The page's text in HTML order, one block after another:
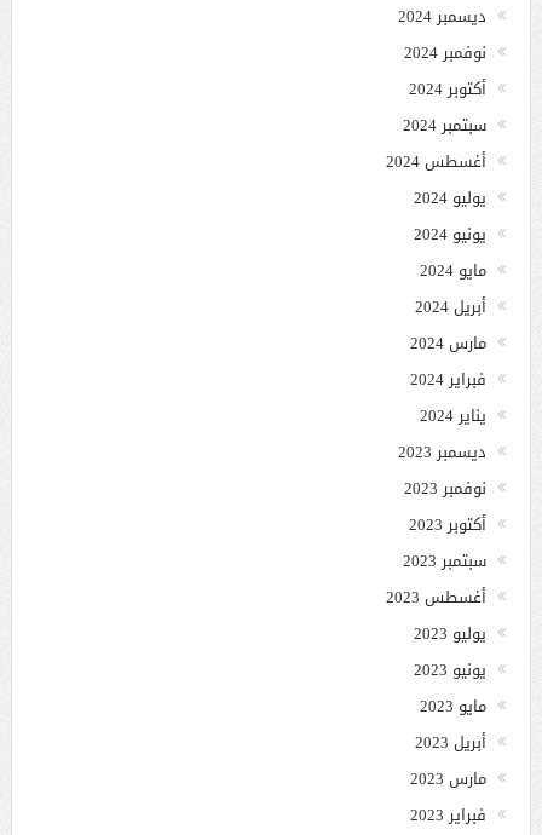
ديسمبر 2024
نوفمبر 2024
أكتوبر 2024
سبتمبر 2024
أغسطس 2024
يوليو 2024
يونيو 2024
مايو 2024
أبريل 2024
مارس 2024
فبراير 2024
يناير 2024
ديسمبر 2023
نوفمبر 2023
أكتوبر 2023
سبتمبر 2023
أغسطس 2023
يوليو 2023
يونيو 2023
مايو 2023
أبريل 2023
مارس 2023
فبراير 2023